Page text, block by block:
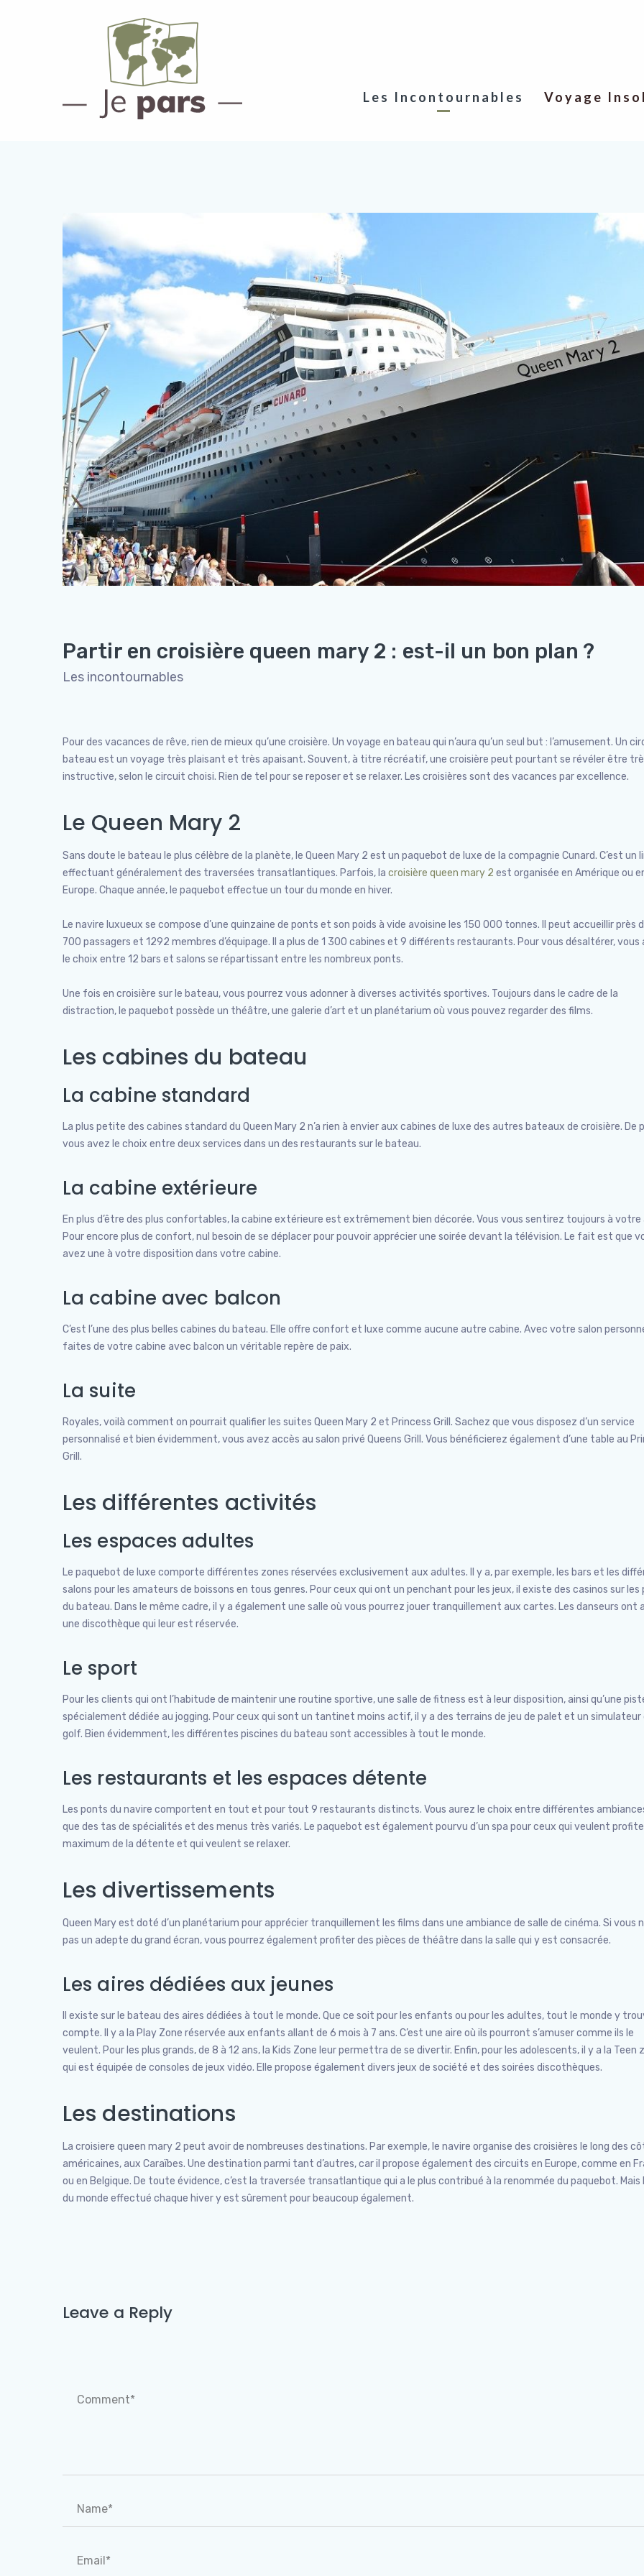
Les Incontournables Voyage
Partir en croisière queen mary 2 : est-il un bon plan ?
Les incontournables
Pour des vacances de rêve, rien de mieux qu’une croisière. Un voyage en bateau qui n’aura qu’un seul but : l’amusement. Un
bateau est un voyage très plaisant et très apaisant. Souvent, à titre récréatif, une croisière peut pourtant se révéler être
instructive, selon le circuit choisi. Rien de tel pour se reposer et se relaxer. Les croisières sont des vacances par excellence.
Le Queen Mary 2
Sans doute le bateau le plus célèbre de la planète, le Queen Mary 2 est un paquebot de luxe de la compagnie Cunard. C’est un
effectuant généralement des traversées transatlantiques. Parfois, la croisière queen mary 2 est organisée en Amérique ou
Europe. Chaque année, le paquebot effectue un tour du monde en hiver.
Le navire luxueux se compose d’une quinzaine de ponts et son poids à vide avoisine les 150 000 tonnes. Il peut accueillir près
700 passagers et 1292 membres d’équipage. Il a plus de 1 300 cabines et 9 différents restaurants. Pour vous désaltérer, vous
le choix entre 12 bars et salons se répartissant entre les nombreux ponts.
Une fois en croisière sur le bateau, vous pourrez vous adonner à diverses activités sportives. Toujours dans le cadre de la
distraction, le paquebot possède un théâtre, une galerie d’art et un planétarium où vous pouvez regarder des films.
Les cabines du bateau
La cabine standard
La plus petite des cabines standard du Queen Mary 2 n’a rien à envier aux cabines de luxe des autres bateaux de croisière. De
vous avez le choix entre deux services dans un des restaurants sur le bateau.
La cabine extérieure
En plus d’être des plus confortables, la cabine extérieure est extrêmement bien décorée. Vous vous sentirez toujours à votre
Pour encore plus de confort, nul besoin de se déplacer pour pouvoir apprécier une soirée devant la télévision. Le fait est que
avez une à votre disposition dans votre cabine.
La cabine avec balcon
C’est l’une des plus belles cabines du bateau. Elle offre confort et luxe comme aucune autre cabine. Avec votre salon
faites de votre cabine avec balcon un véritable repère de paix.
La suite
Royales, voilà comment on pourrait qualifier les suites Queen Mary 2 et Princess Grill. Sachez que vous disposez d’un service
personnalisé et bien évidemment, vous avez accès au salon privé Queens Grill. Vous bénéficierez également d’une table au
Grill.
Les différentes activités
Les espaces adultes
Le paquebot de luxe comporte différentes zones réservées exclusivement aux adultes. Il y a, par exemple, les bars et les
salons pour les amateurs de boissons en tous genres. Pour ceux qui ont un penchant pour les jeux, il existe des casinos sur les
du bateau. Dans le même cadre, il y a également une salle où vous pourrez jouer tranquillement aux cartes. Les danseurs ont
une discothèque qui leur est réservée.
Le sport
Pour les clients qui ont l’habitude de maintenir une routine sportive, une salle de fitness est à leur disposition, ainsi qu’une
spécialement dédiée au jogging. Pour ceux qui sont un tantinet moins actif, il y a des terrains de jeu de palet et un simulateur
golf. Bien évidemment, les différentes piscines du bateau sont accessibles à tout le monde.
Les restaurants et les espaces détente
Les ponts du navire comportent en tout et pour tout 9 restaurants distincts. Vous aurez le choix entre différentes
que des tas de spécialités et des menus très variés. Le paquebot est également pourvu d’un spa pour ceux qui veulent
maximum de la détente et qui veulent se relaxer.
Les divertissements
Queen Mary est doté d’un planétarium pour apprécier tranquillement les films dans une ambiance de salle de cinéma. Si vous
pas un adepte du grand écran, vous pourrez également profiter des pièces de théâtre dans la salle qui y est consacrée.
Les aires dédiées aux jeunes
Il existe sur le bateau des aires dédiées à tout le monde. Que ce soit pour les enfants ou pour les adultes, tout le monde y
compte. Il y a la Play Zone réservée aux enfants allant de 6 mois à 7 ans. C’est une aire où ils pourront s’amuser comme ils le
veulent. Pour les plus grands, de 8 à 12 ans, la Kids Zone leur permettra de se divertir. Enfin, pour les adolescents, il y a la Teen
qui est équipée de consoles de jeux vidéo. Elle propose également divers jeux de société et des soirées discothèques.
Les destinations
La croisiere queen mary 2 peut avoir de nombreuses destinations. Par exemple, le navire organise des croisières le long des
américaines, aux Caraïbes. Une destination parmi tant d’autres, car il propose également des circuits en Europe, comme en
ou en Belgique. De toute évidence, c’est la traversée transatlantique qui a le plus contribué à la renommée du paquebot. Mais
du monde effectué chaque hiver y est sûrement pour beaucoup également.
Leave a Reply